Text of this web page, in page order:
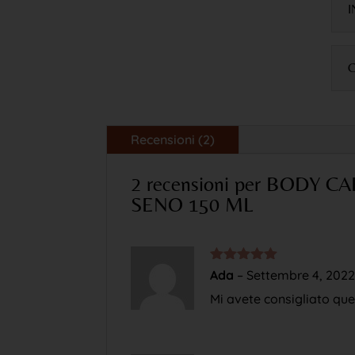
Recensioni (2)
2 recensioni per BODY
SENO 150 ML
Valutato5
Ada – Settembre 4, 2022
Mi avete consigliato